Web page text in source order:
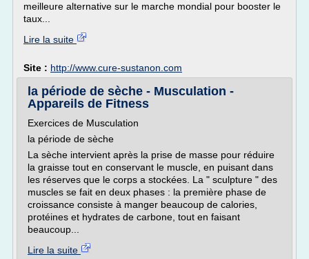
meilleure alternative sur le marche mondial pour booster le
taux...
Lire la suite
Site : http://www.cure-sustanon.com
la période de sèche - Musculation -
Appareils de Fitness
Exercices de Musculation
la période de sèche
La sèche intervient après la prise de masse pour réduire
la graisse tout en conservant le muscle, en puisant dans
les réserves que le corps a stockées. La " sculpture " des
muscles se fait en deux phases : la première phase de
croissance consiste à manger beaucoup de calories,
protéines et hydrates de carbone, tout en faisant
beaucoup...
Lire la suite